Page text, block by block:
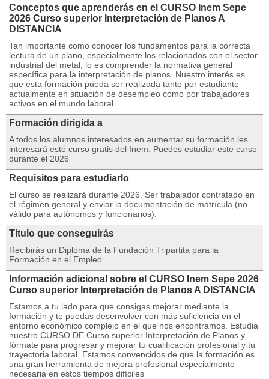
Conceptos que aprenderás en el CURSO Inem Sepe
2026 Curso superior Interpretación de Planos A
DISTANCIA
Tan importante como conocer los fundamentos para la correcta
lectura de un plano, especialmente los relacionados con el sector
industrial del metal, lo es comprender la normativa general
específica para la interpretación de planos. Nuestro interés es
que esta formación pueda ser realizada tanto por estudiante
actualmente en situación de desempleo como por trabajadores
activos en el mundo laboral
Formación dirigida a
A todos los alumnos interesados en aumentar su formación les
interesará este curso gratis del Inem. Puedes estudiar este curso
durante el 2026
Requisitos para estudiarlo
El curso se realizará durante 2026. Ser trabajador contratado en
el régimen general y enviar la documentación de matrícula (no
válido para autónomos y funcionarios).
Título que conseguirás
Recibirás un Diploma de la Fundación Tripartita para la
Formación en el Empleo
Información adicional sobre el CURSO Inem Sepe 2026
Curso superior Interpretación de Planos A DISTANCIA
Estamos a tu lado para que consigas mejorar mediante la
formación y te puedas desenvolver con más suficiencia en el
entorno económico complejo en el que nos encontramos. Estudia
nuestro CURSO DE Curso superior Interpretación de Planos y
fórmate para progresar y mejorar tu cualificación profesional y tu
trayectoria laboral. Estamos convencidos de que la formación es
una gran herramienta de mejora profesional especialmente
necesaria en estos tiempos difíciles